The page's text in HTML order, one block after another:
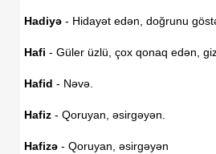
Hadiyə - Hidayət edən, doğrunu
Hafi - Güler üzlü, çox qonaq edən,
Hafid - Nəvə.
Hafiz - Qoruyan, əsirgəyən.
Hafizə - Qoruyan, əsirgəyən